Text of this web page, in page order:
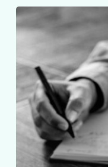
Curso
de
Técnicas
y
Motivación